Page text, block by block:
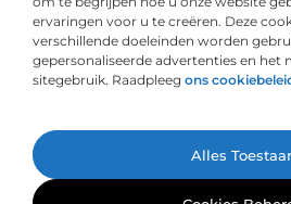
ervaringen voor u te creëren. Deze
verschillende doeleinden worden
gepersonaliseerde advertenties en het
sitegebruik. Raadpleeg ons
Alles
Onze informatie
@2025 www.gouden-tip.nl. All